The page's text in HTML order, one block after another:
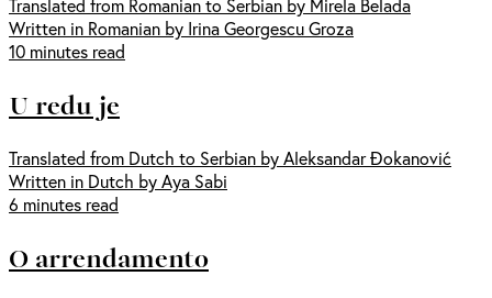
Translated from Romanian to Serbian by Mirela Belada
Written in Romanian by Irina Georgescu Groza
10 minutes read
U redu je
Translated from Dutch to Serbian by Aleksandar Đokanović
Written in Dutch by Aya Sabi
6 minutes read
O arrendamento